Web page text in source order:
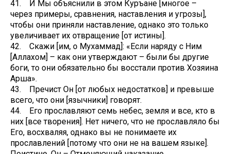
41. И Мы объяснили в этом Куръане [многое –
через примеры, сравнения, наставления и угрозы],
чтобы они приняли наставление, однако это только
увеличивает их отвращение [от истины].
42. Скажи [им, о Мухаммад]: «Если наряду с Ним
[Аллахом] – как они утверждают – были бы другие
боги, то они обязательно бы восстали против Хозяина
Арша».
43. Пречист Он [от любых недостатков] и превыше
всего, что они [язычники] говорят.
44. Его прославляют семь небес, земля и все, кто в
них [все творения]. Нет ничего, что не прославляло бы
Его, восхваляя, однако вы не понимаете их
прославлений [потому что они не на вашем языке].